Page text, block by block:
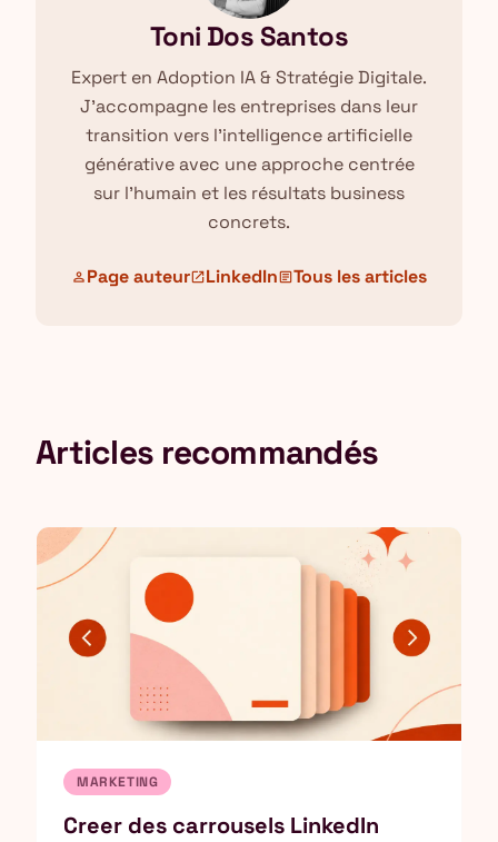
Toni Dos Santos
Expert en Adoption IA & Stratégie Digitale.
J'accompagne les entreprises dans leur
transition vers l'intelligence artificielle
générative avec une approche centrée
sur l'humain et les résultats business
concrets.
personPage auteuropen_in_newLinkedInarticleTous les articles
Articles recommandés
MARKETING
Creer des carrousels LinkedIn